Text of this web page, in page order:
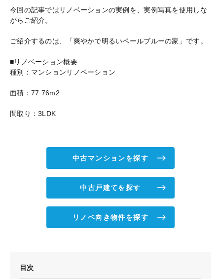
今回の記事ではリノベーションの実例を、実例写真を使用しな
がらご紹介。
ご紹介するのは、「爽やかで明るいペールブルーの家」です。
■リノベーション概要
種別：マンションリノベーション
面積：77.76m2
間取り：3LDK
中古マンションを探す
中古戸建てを探す
リノベ向き物件を探す
目次